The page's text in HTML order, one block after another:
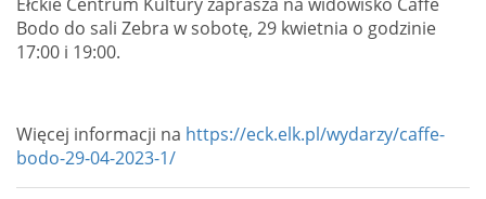
Bodo do sali Zebra w sobotę, 29 kwietnia o godzinie
17:00 i 19:00.
Więcej informacji na https://eck.elk.pl/wydarzy/caffe-
bodo-29-04-2023-1/